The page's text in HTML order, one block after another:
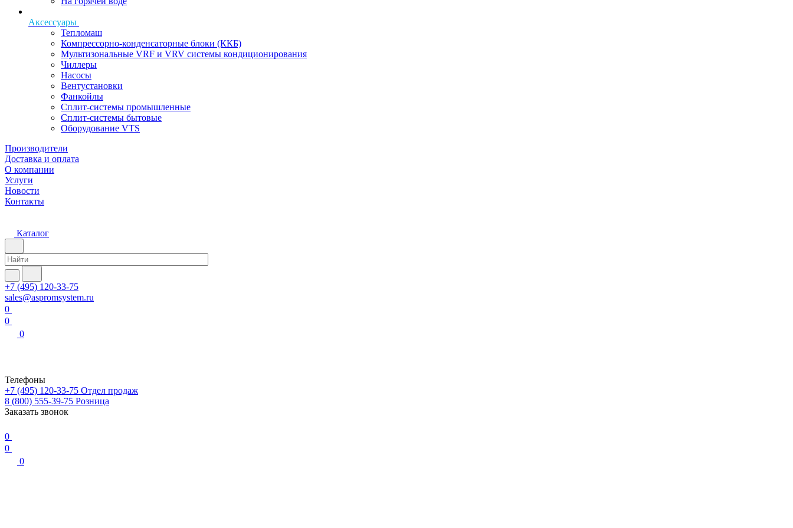
Аксессуары
Тепломаш
Компрессорно-конденсаторные блоки (ККБ)
Мультизональные VRF и VRV системы кондиционирования
Чиллеры
Насосы
Вентустановки
Фанкойлы
Сплит-системы промышленные
Сплит-системы бытовые
Оборудование VTS
Производители
Доставка и оплата
О компании
Услуги
Новости
Контакты
Каталог
+7 (495) 120-33-75
sales@aspromsystem.ru
0
0
0
Телефоны
+7 (495) 120-33-75 Отдел продаж
8 (800) 555-39-75 Розница
Заказать звонок
0
0
0